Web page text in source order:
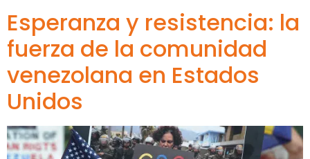
Esperanza y resistencia: la
fuerza de la comunidad
venezolana en Estados
Unidos